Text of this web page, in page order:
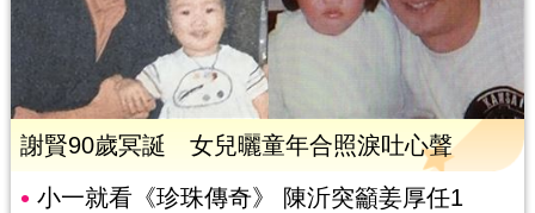
謝賢90歲冥誕 女兒曬童年合照淚吐心聲
小一就看《珍珠傳奇》 陳沂突籲姜厚任1